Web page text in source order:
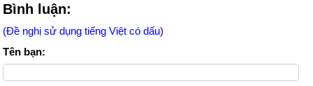
Bình luận:
(Đề nghị sử dụng tiếng Việt có dấu)
Tên bạn: